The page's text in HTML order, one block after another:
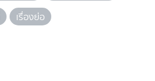
เรื่องย่อ